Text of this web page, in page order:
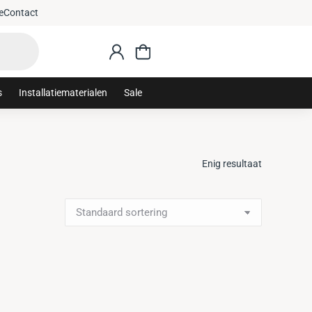
Contact
Installatiematerialen Sale
Enig resultaat